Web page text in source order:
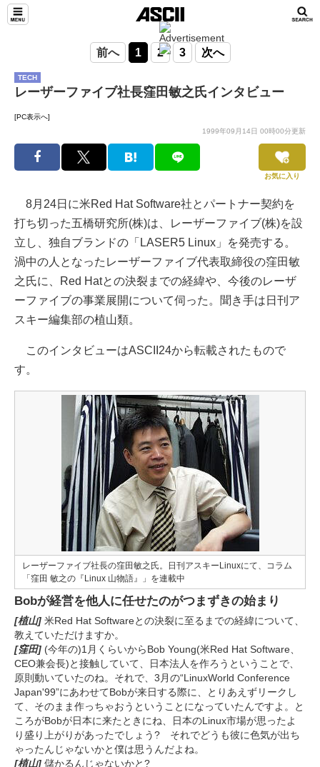
前へ 1 2 3 次へ
TECH
レーザーファイブ社長窪田敏之氏インタビュー
[PC表示へ]
1999年09月14日 00時00分更新
お気に入り
8月24日に米Red Hat Software社とパートナー契約を
打ち切った五橋研究所(株)は、レーザーファイブ(株)を設
立し、独自ブランドの「LASER5 Linux」を発売する。
渦中の人となったレーザーファイブ代表取締役の窪田敏
之氏に、Red Hatとの決裂までの経緯や、今後のレーザ
ーファイブの事業展開について伺った。聞き手は日刊ア
スキー編集部の植山類。
このインタビューはASCII24から転載されたもので
す。
レーザーファイブ社長の窪田敏之氏。日刊アスキーLinuxにて、コラム
「窪田 敏之の『Linux 山物語』」を連載中
Bobが経営を他人に任せたのがつまずきの始まり
[植山] 米Red Hat Softwareとの決裂に至るまでの経緯について、
教えていただけますか。
[窪田] (今年の)1月くらいからBob Young(米Red Hat Software、
CEO兼会長)と接触していて、日本法人を作ろうということで、
原則動いていたのね。それで、3月の“LinuxWorld Conference
Japan'99”にあわせてBobが来日する際に、とりあえずリークし
て、そのまま作っちゃおうということになっていたんですよ。と
ころがBobが日本に来たときにね、日本のLinux市場が思ったよ
り盛り上がりがあったでしょう? それでどうも彼に色気が出ち
ゃったんじゃないかと僕は思うんだよね。
[植山] 儲かるんじゃないかと?